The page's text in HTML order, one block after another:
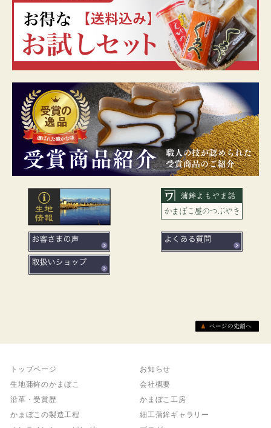
トップページ
お知らせ
生地蒲鉾のかまぼこ
会社概要
沿革・受賞歴
かまぼこ工房
かまぼこの製造工程
細工蒲鉾ギャラリー